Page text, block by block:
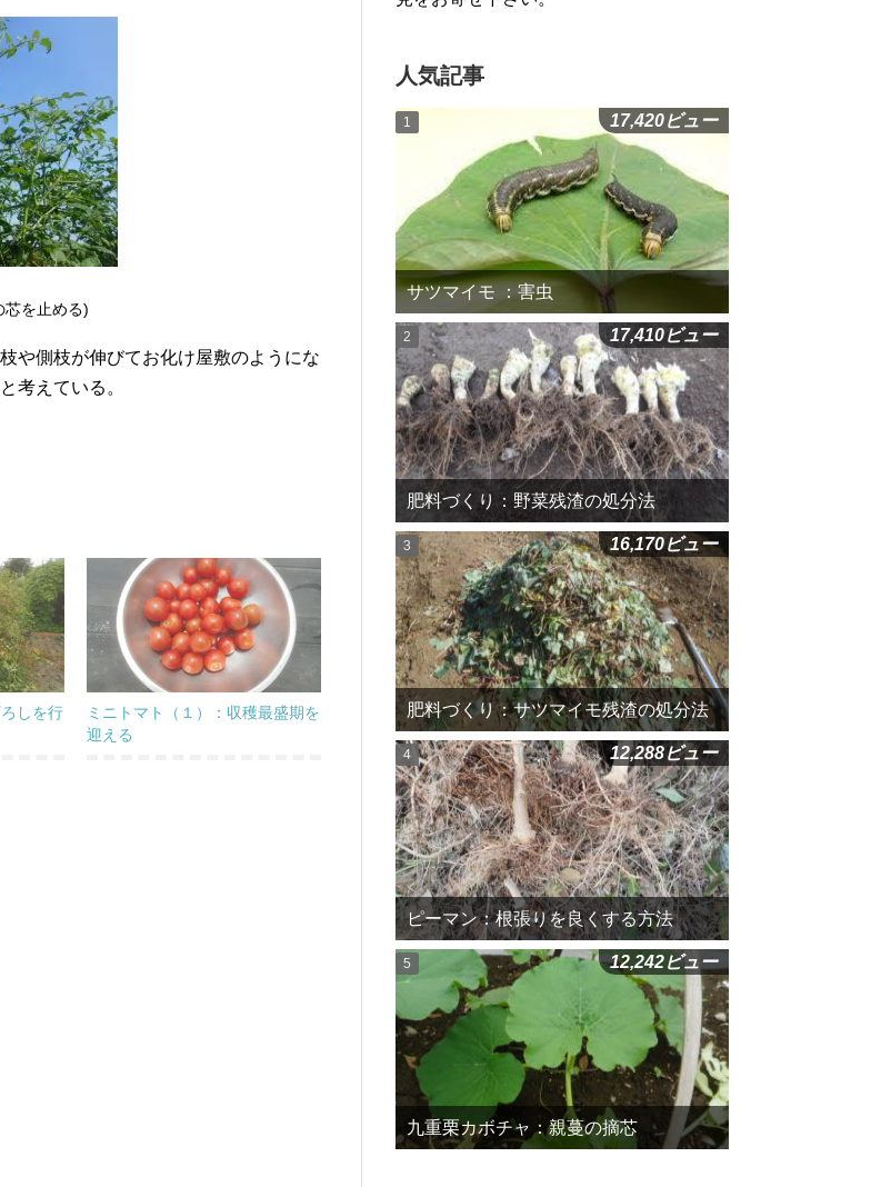
芯を止める)
や側枝が伸びてお化け屋敷のようにな
考えている。
しを行
ミニトマト（１）：収穫最盛期を
迎える
人気記事
サツマイモ ：害虫
17,420ビュー
肥料づくり：野菜残渣の処分法
17,410ビュー
肥料づくり：サツマイモ残渣の処分法
16,170ビュー
ピーマン：根張りを良くする方法
12,288ビュー
九重栗カボチャ：親蔓の摘芯
12,242ビュー